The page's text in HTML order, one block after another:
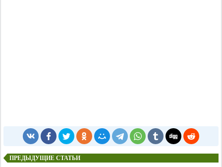
ПРЕДЫДУЩИЕ СТАТЬИ